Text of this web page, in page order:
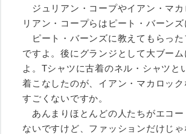
ジュリアン・コープやイアン・マカ
リアン・コープらはピート・バーン
ピート・バーンズに教えてもらっ
ですよ。後にグランジとして大ブー
よ。Tシャツに古着のネル・シャツと
着こなしたのが、イアン・マカロッ
すごくないですか。
あんまりほとんどの人たちがエコー
ないですけど、ファッションだけじゃ